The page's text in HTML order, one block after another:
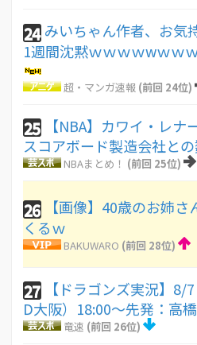
24 みいちゃん作者、お気
1週間沈黙ｗｗｗｗwｗｗ
超・マンガ速報 (前回 24位)
25
【NBA】カワイ・レ
スコアボード製造会社と
NBAまとめ！ (前回 25位)
26
【画像】40歳のお姉
くるｗ
BAKUWARO (前回 28位)
27
【ドラゴンズ実況】8/
D大阪）18:00～先発：高
竜速 (前回 26位)